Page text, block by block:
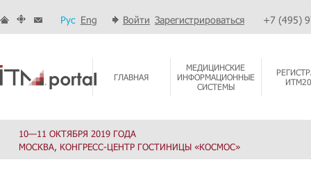
Рус Eng Войти Зарегистрироваться +7 (495)
ГЛАВНАЯ
МЕДИЦИНСКИЕ
ИНФОРМАЦИОННЫЕ
СИСТЕМЫ
10—11 ОКТЯБРЯ 2019 ГОДА
МОСКВА, КОНГРЕСС-ЦЕНТР ГОСТИНИЦЫ «КОСМОС»